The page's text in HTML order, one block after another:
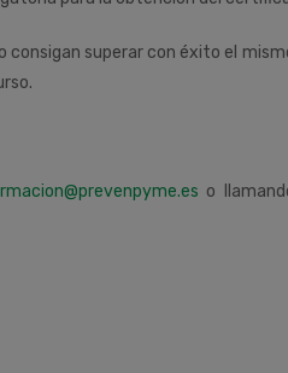
superar con éxito el
o